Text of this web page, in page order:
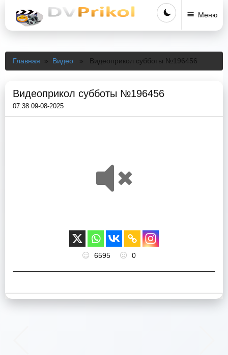
Меню
Главная » Видео » Видеоприкол субботы №196456
Видеоприкол субботы №196456
07:38 09-08-2025
6595 0